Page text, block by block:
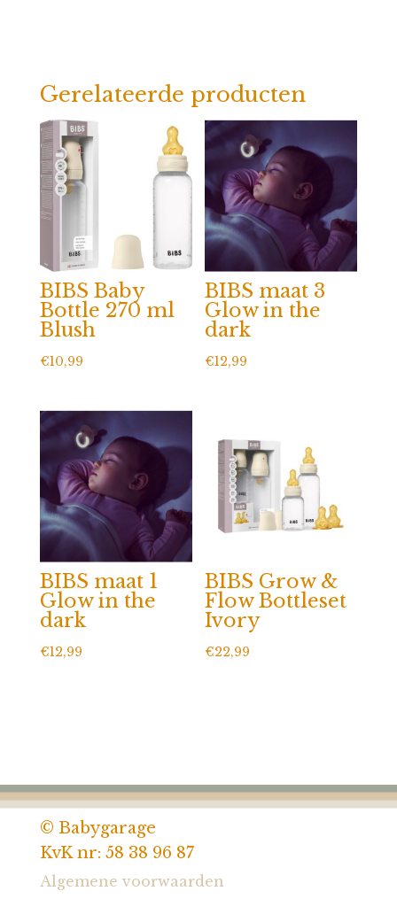
Gerelateerde producten
BIBS Baby
Bottle 270 ml
Blush
€10,99
BIBS maat 3
Glow in the
dark
€12,99
BIBS maat 1
Glow in the
dark
€12,99
BIBS Grow &
Flow Bottleset
Ivory
€22,99
© Babygarage
KvK nr: 58 38 96 87
Algemene voorwaarden